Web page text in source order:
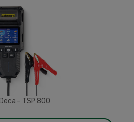
Deca – TSP 800